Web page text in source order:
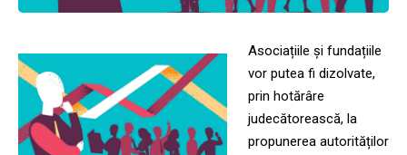
Asociațiile și fundațiile
vor putea fi dizolvate,
prin hotărâre
judecătorească, la
propunerea autorităților